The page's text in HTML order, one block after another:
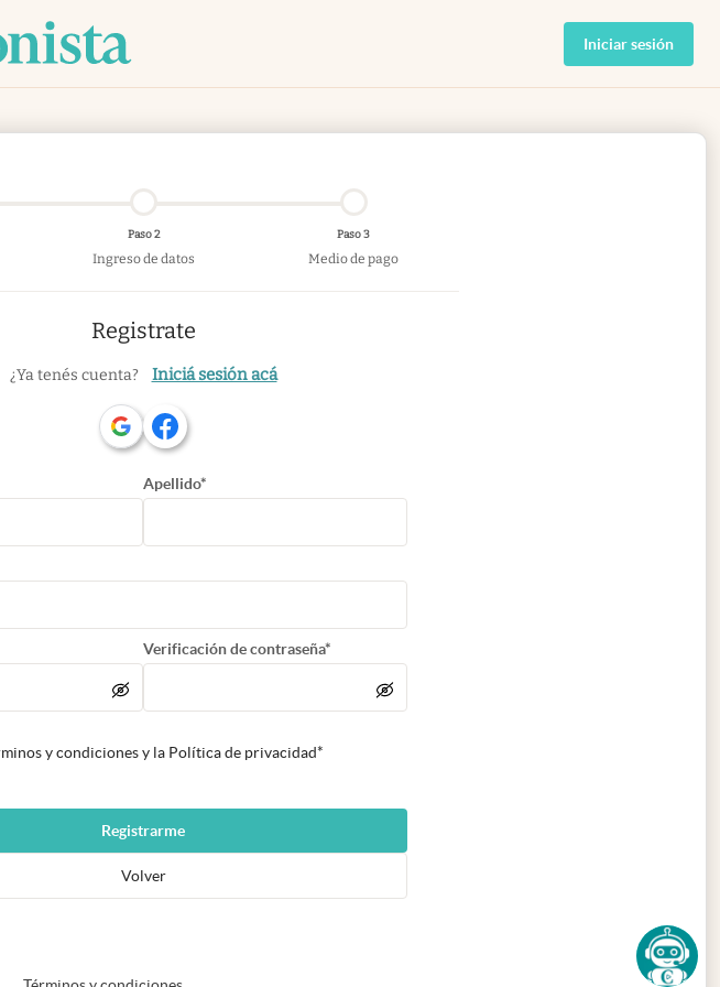
Iniciar sesión
Paso 2
Ingreso de datos
Paso 3
Medio de pago
Registrate
¿Ya tenés cuenta? Iniciá sesión acá
Apellido*
Verificación de contraseña*
y condiciones y la Política de privacidad*
Registrarme
Volver